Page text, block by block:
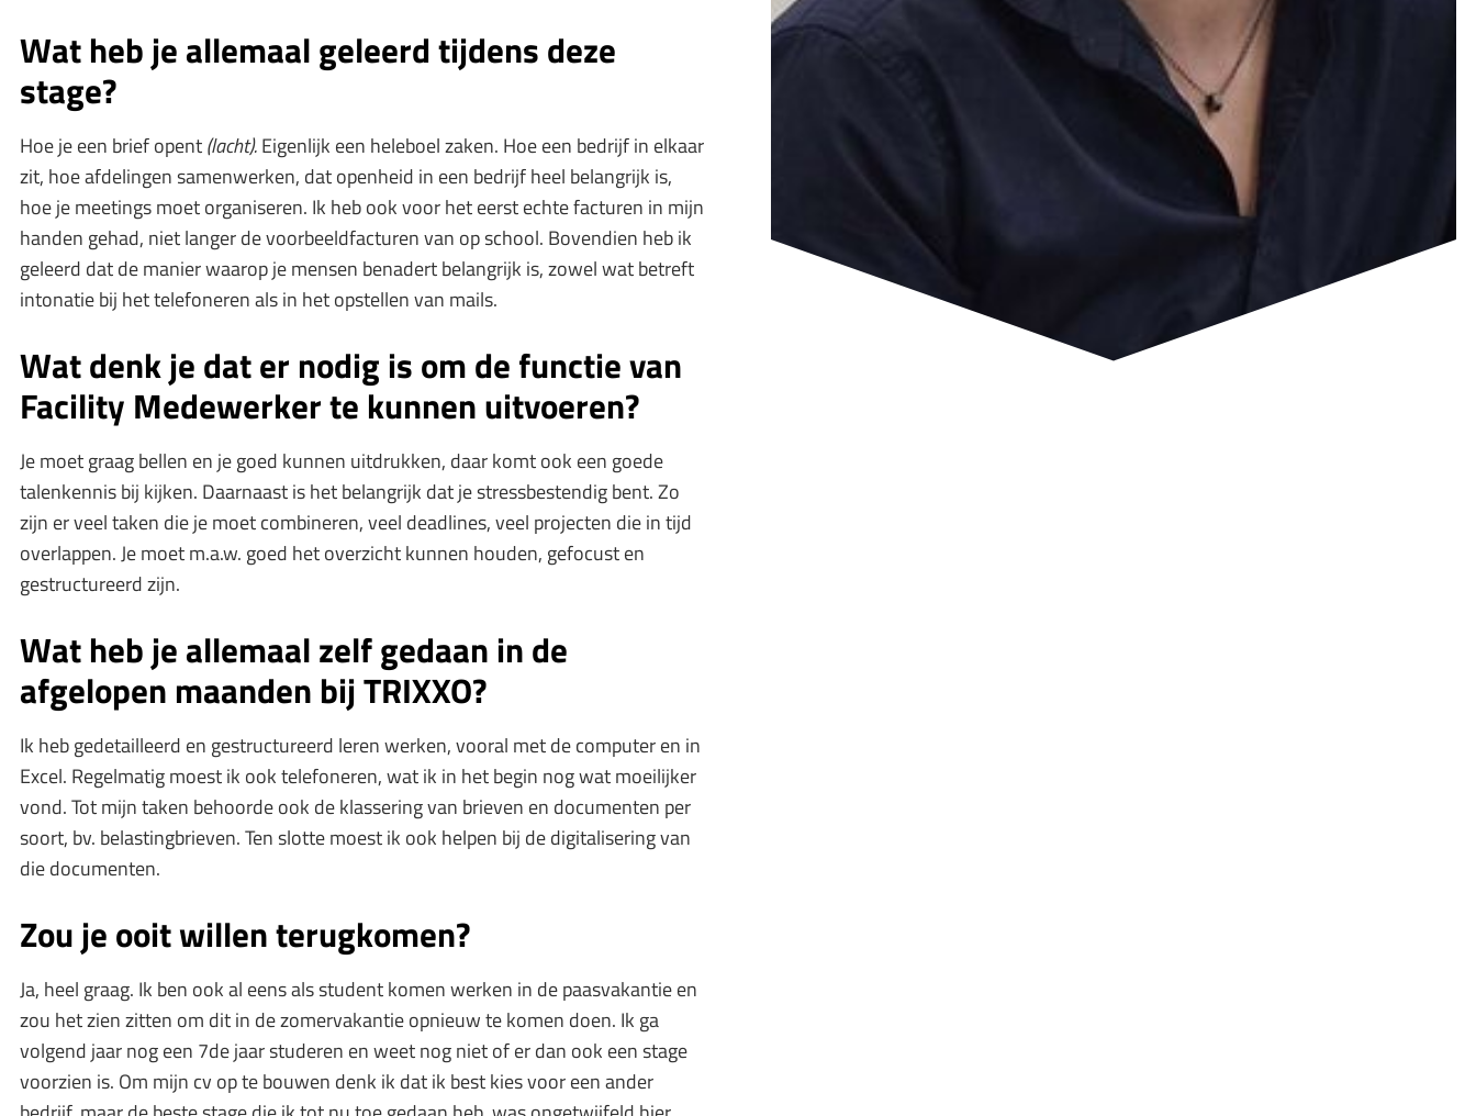
Wat heb je allemaal geleerd tijdens deze
stage?
Hoe je een brief opent(lacht).Eigenlijk een heleboel zaken. Hoe een bedrijf in elkaar
zit, hoe afdelingen samenwerken, dat openheid in een bedrijf heel belangrijk is,
hoe je meetings moet organiseren. Ik heb ook voor het eerst echte facturen in mijn
handen gehad, niet langer de voorbeeldfacturen van op school. Bovendien heb ik
geleerd dat de manier waarop je mensen benadert belangrijk is, zowel wat betreft
intonatie bij het telefoneren als in het opstellen van mails.
Wat denk je dat er nodig is om de functie van
Facility Medewerker te kunnen uitvoeren?
Je moet graag bellen en je goed kunnen uitdrukken, daar komt ook een goede
talenkennis bij kijken. Daarnaast is het belangrijk dat je stressbestendig bent. Zo
zijn er veel taken die je moet combineren, veel deadlines, veel projecten die in tijd
overlappen. Je moet m.a.w. goed het overzicht kunnen houden, gefocust en
gestructureerd zijn.
Wat heb je allemaal zelf gedaan in de
afgelopen maanden bij TRIXXO?
Ik heb gedetailleerd en gestructureerd leren werken, vooral met de computer en in
Excel. Regelmatig moest ik ook telefoneren, wat ik in het begin nog wat moeilijker
vond. Tot mijn taken behoorde ook de klassering van brieven en documenten per
soort, bv. belastingbrieven. Ten slotte moest ik ook helpen bij de digitalisering van
die documenten.
Zou je ooit willen terugkomen?
Ja, heel graag. Ik ben ook al eens als student komen werken in de paasvakantie en
zou het zien zitten om dit in de zomervakantie opnieuw te komen doen. Ik ga
volgend jaar nog een 7de jaar studeren en weet nog niet of er dan ook een stage
voorzien is. Om mijn cv op te bouwen denk ik dat ik best kies voor een ander